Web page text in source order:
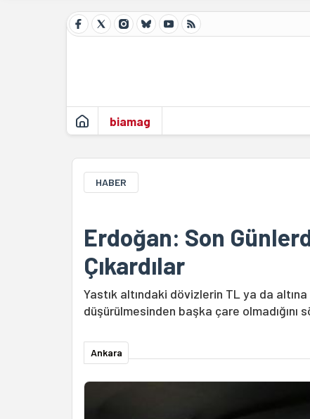
biamag
HABER
Erdoğan: Son
Çıkardılar
Yastık altındaki dövizlerin TL ya da
düşürülmesinden başka çare olmadığını
Ankara